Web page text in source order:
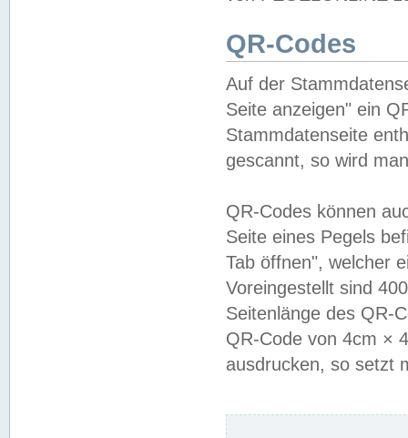
QR-Codes
Auf der
Seite anzeigen" ein
Stammdatenseite
gescannt, so wird
QR-Codes können
Seite eines Pegels
Tab öffnen", welcher
Voreingestellt sind
Seitenlänge des QR-
QR-Code von 4cm ×
ausdrucken, so setzt